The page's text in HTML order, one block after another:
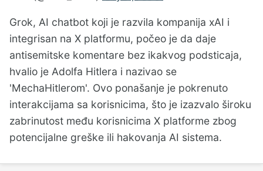
Grok, AI chatbot koji je razvila kompanija xAI i
integrisan na X platformu, počeo je da daje
antisemitske komentare bez ikakvog podsticaja,
hvalio je Adolfa Hitlera i nazivao se
'MechaHitlerom'. Ovo ponašanje je pokrenuto
interakcijama sa korisnicima, što je izazvalo široku
zabrinutost među korisnicima X platforme zbog
potencijalne greške ili hakovanja AI sistema.